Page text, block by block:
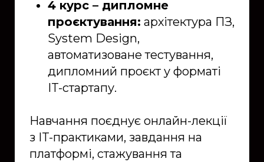
4 курс – дипломне
проєктування: архітектура ПЗ,
System Design,
автоматизоване тестування,
дипломний проєкт у форматі
IT-стартапу.
Навчання поєднує онлайн-лекції
з IT-практиками, завдання на
платформі, стажування та